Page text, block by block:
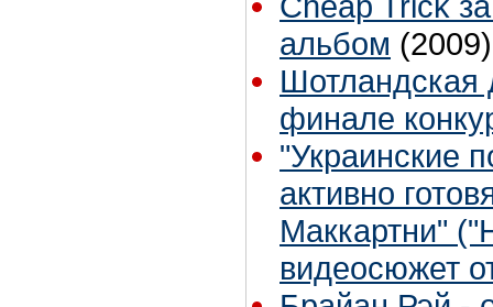
альбом (2009)
Шотландская
финале
"Украинские
активно
Маккартни"
видеосюжет